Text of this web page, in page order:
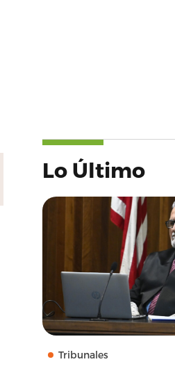
Lo Último
Tribunales